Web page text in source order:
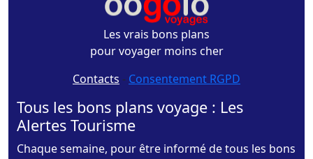
Les vrais bons plans
pour voyager moins cher
Contacts - Consentement RGPD
Tous les bons plans voyage : Les
Alertes Tourisme
Chaque semaine, pour être informé de tous les bons